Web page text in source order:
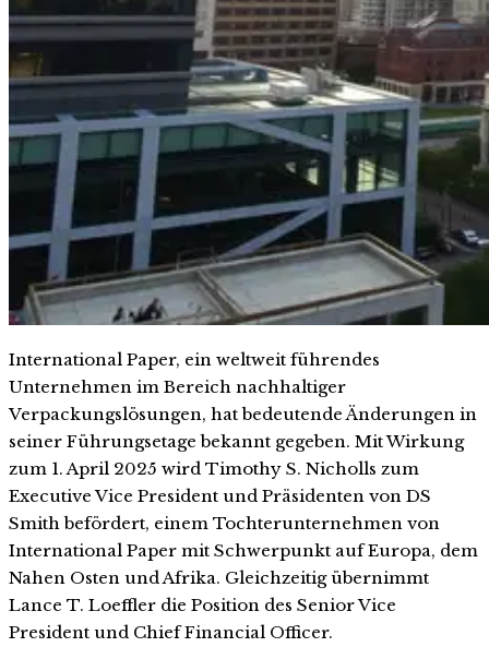
International Paper, ein weltweit führendes
Unternehmen im Bereich nachhaltiger
Verpackungslösungen, hat bedeutende Änderungen in
seiner Führungsetage bekannt gegeben. Mit Wirkung
zum 1. April 2025 wird Timothy S. Nicholls zum
Executive Vice President und Präsidenten von DS
Smith befördert, einem Tochterunternehmen von
International Paper mit Schwerpunkt auf Europa, dem
Nahen Osten und Afrika. Gleichzeitig übernimmt
Lance T. Loeffler die Position des Senior Vice
President und Chief Financial Officer.